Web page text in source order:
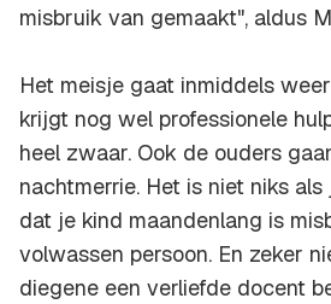
misbruik van gemaakt", aldus
Het meisje gaat inmiddels
krijgt nog wel professionele
heel zwaar. Ook de ouders
nachtmerrie. Het is niet niks
dat je kind maandenlang is
volwassen persoon. En zeker
diegene een verliefde docent